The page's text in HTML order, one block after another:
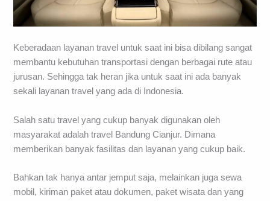
Keberadaan layanan travel untuk saat ini bisa dibilang sangat
membantu kebutuhan transportasi dengan berbagai rute atau
jurusan. Sehingga tak heran jika untuk saat ini ada banyak
sekali layanan travel yang ada di Indonesia.
Salah satu travel yang cukup banyak digunakan oleh
masyarakat adalah travel Bandung Cianjur. Dimana
memberikan banyak fasilitas dan layanan yang cukup baik.
Bahkan tak hanya antar jemput saja, melainkan juga sewa
mobil, kiriman paket atau dokumen, paket wisata dan yang